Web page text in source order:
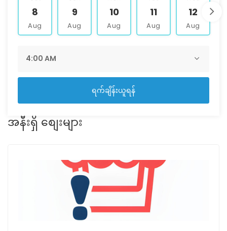
8
Aug
9
Aug
10
Aug
11
Aug
12
Aug
ရက်ချိန်းယူရန်
အနီးရှိ စျေးများ